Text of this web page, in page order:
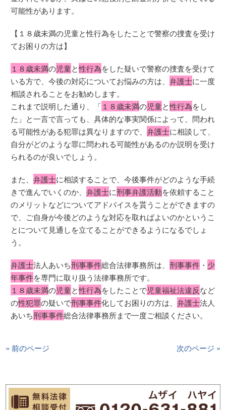
可能性があります。
【１８歳未満の児童と性行為をしたことで警察の捜査を受け
てお困りの方は】
１８歳未満の児童と性行為をした疑いで警察の捜査を受けて
いる方で、今後の対応についてお悩みの方は、弁護士に一度
相談されることをお勧めします。
これまで説明した通り、「 １８歳未満の児童と性行為をし
た」と一言で言っても、具体的な事実関係によって、問われ
る可能性がある犯罪は異なりますので、弁護士に相談して、
自分がどのような罪に問われる可能性があるのか説明を受け
られるのが良いでしょう。
また、弁護士に相談することで、今後事件がどのような手続
きで進んでいくのか、弁護士に刑事弁護活動を依頼すること
のメリットなどについてアドバイスを貰うことができますの
で、ご自身が今後どのような対応を取ればよいのかというこ
とについて見通しを立てることができるようになるでしょ
う。
弁護士法人あいち刑事事件総合法律事務所は、刑事事件 ・ 少
年事件を専門に取り扱う法律事務所です。
１８歳未満の児童と性行為をしたことで児童福祉法違反など
の性犯罪の疑いで刑事事件化してお困りの方は、弁護士法人
あいち刑事事件総合法律事務所まで一度ご相談ください。
« 前のページ 次のページ »